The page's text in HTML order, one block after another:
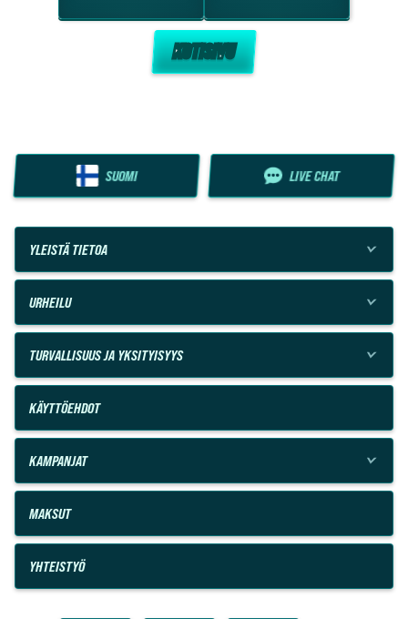
KOTISIVU
SUOMI LIVE CHAT
YLEISTÄ TIETOA
URHEILU
TURVALLISUUS JA YKSITYISYYS
KÄYTTÖEHDOT
KAMPANJAT
MAKSUT
YHTEISTYÖ